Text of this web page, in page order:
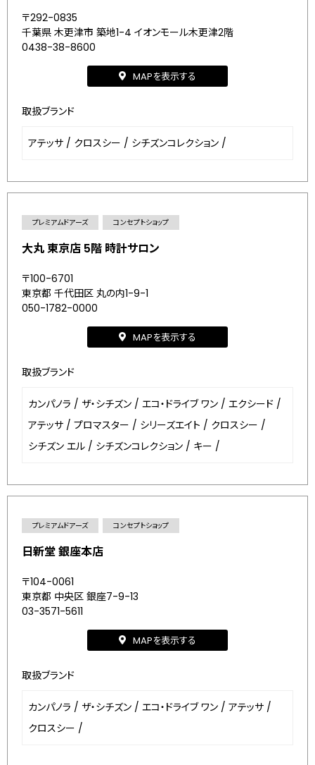
〒292-0835
千葉県 木更津市 築地1-4 イオンモール木更津2階
0438-38-8600
MAPを表示する
取扱ブランド
アテッサ / クロスシー / シチズンコレクション /
プレミアムドアーズ コンセプトショップ
大丸 東京店 5階 時計サロン
〒100-6701
東京都 千代田区 丸の内1-9-1
050-1782-0000
MAPを表示する
取扱ブランド
カンパノラ / ザ・シチズン / エコ・ドライブ ワン / エクシード /
アテッサ / プロマスター / シリーズエイト / クロスシー /
シチズン エル / シチズンコレクション / キー /
プレミアムドアーズ コンセプトショップ
日新堂 銀座本店
〒104-0061
東京都 中央区 銀座7-9-13
03-3571-5611
MAPを表示する
取扱ブランド
カンパノラ / ザ・シチズン / エコ・ドライブ ワン / アテッサ /
クロスシー /